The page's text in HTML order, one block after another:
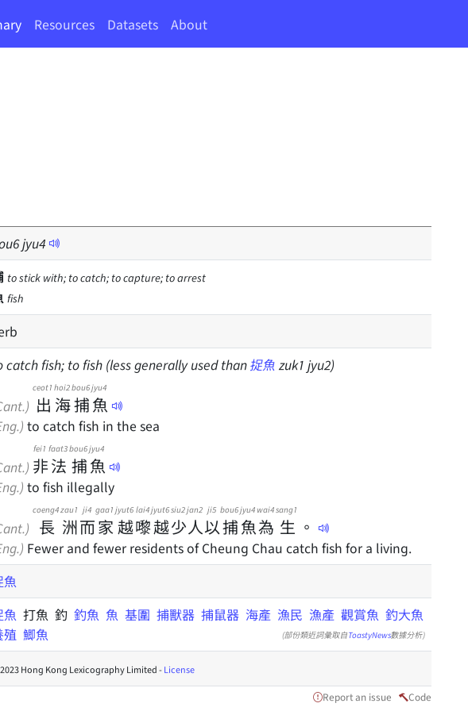
Resources Datasets About
6jyu4
to stick with; to catch; to capture; to arrest
fish
catch fish; to fish (less generally used than捉魚 zuk1 jyu2)
出
ceot1
海
hoi2
捕
bou6
魚
jyu4
to catch fish in the sea
非
fei1
法
faat3
捕
bou6
魚
jyu4
to fish illegally
長
coeng4
洲
zau1
而
ji4
家
gaa1
越
jyut6
嚟
lai4
越
jyut6
少
siu2
人
jan2
以
ji5
捕
bou6
魚
jyu4
為
wai4
生
sang1
。
Fewer and fewer residents of Cheung Chau catch fish for a living.
魚
魚 打魚 釣 釣魚 魚 基圍 捕獸器 捕鼠器 海產 漁民 漁產 觀賞魚 釣大魚
殖 鯽魚 (部份類近詞彙取自ToastyNews數據分析)
Hong Kong Lexicography Limited -License
Report an issue Code